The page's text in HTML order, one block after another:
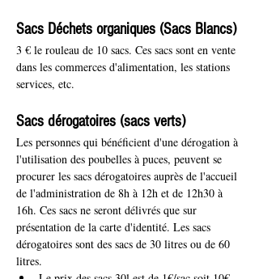
Sacs Déchets organiques (Sacs Blancs)
3 € le rouleau de 10 sacs. Ces sacs sont en vente
dans les commerces d'alimentation, les stations
services, etc.
Sacs dérogatoires (sacs verts)
Les personnes qui bénéficient d'une dérogation à
l'utilisation des poubelles à puces, peuvent se
procurer les sacs dérogatoires auprès de l'accueil
de l'administration de 8h à 12h et de 12h30 à
16h. Ces sacs ne seront délivrés que sur
présentation de la carte d'identité. Les sacs
dérogatoires sont des sacs de 30 litres ou de 60
litres.